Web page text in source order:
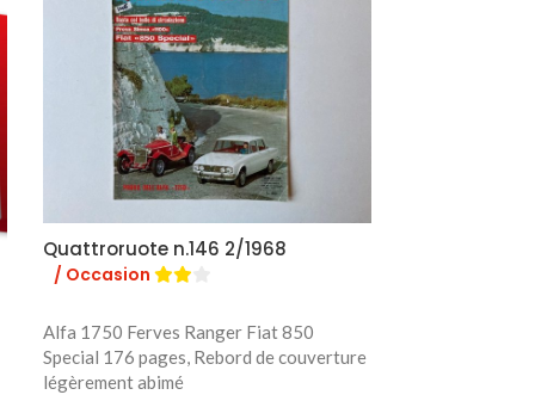
Quattroruote n.146 2/1968
/ Occasion
Alfa 1750 Ferves Ranger Fiat 850
Special 176 pages, Rebord de couverture
légèrement abimé